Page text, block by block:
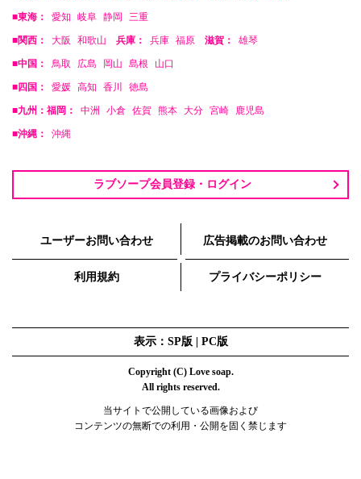
■東海： 愛知 岐阜 静岡 三重
■関西： 大阪 和歌山 兵庫： 兵庫 福原 滋賀： 雄琴
■中国： 鳥取 広島 岡山 島根 山口
■四国： 愛媛 高知 香川 徳島
■九州：福岡： 中洲 小倉 佐賀 熊本 大分 宮崎 鹿児島
■沖縄： 沖縄
ラブソープ会員登録・ログイン
ユーザーお問い合わせ 広告掲載のお問い合わせ
利用規約 プライバシーポリシー
表示：SP版 | PC版
Copyright (C) Love soap.
All rights reserved.
当サイトで公開している画像および
コンテンツの無断での利用・公開を固く禁じます